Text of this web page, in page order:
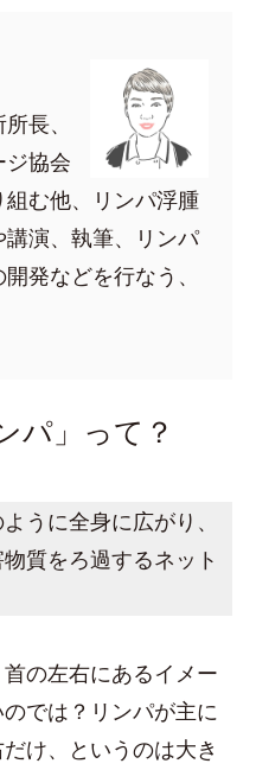
長、
ジ協会
む他、リンパ浮腫
演、執筆、リンパ
発などを行なう、
パ」って？
うに全身に広がり、
質をろ過するネット
の左右にあるイメー
では？リンパが主に
け、というのは大き